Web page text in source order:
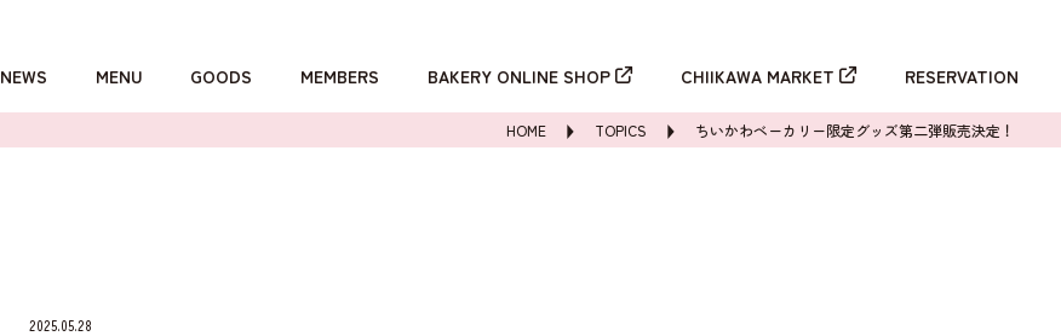
NEWS MENU GOODS MEMBERS BAKERY ONLINE SHOP CHIIKAWA MARKET RESERVATION
HOME TOPICS ちいかわベーカリー限定グッズ第二弾販売決定！
2025.05.28